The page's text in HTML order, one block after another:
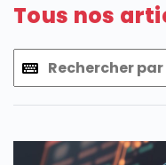
Tous nos